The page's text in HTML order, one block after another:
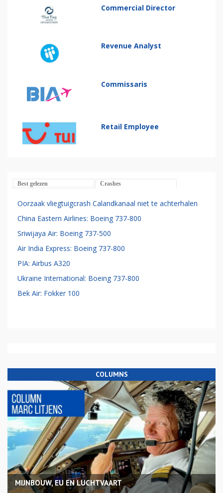
Commercial Director
Revenue Analyst
Commissaris
Retail Employee
Best gelezen Crashes
Oorzaak vliegtuigcrash Calandkanaal niet te achterhalen
China Eastern Airlines: Boeing 737-800
Sriwijaya Air: Boeing 737-500
Air India Express: Boeing 737-800
PIA: Airbus A320
Ukraine International: Boeing 737-800
Bek Air: Fokker 100
COLUMNS
MIJNBOUW, EU EN LUCHTVAART